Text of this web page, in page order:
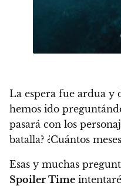
La espera fue ardua y
hemos ido
pasará con los
batalla? ¿Cuántos
Esas y muchas
Spoiler Time